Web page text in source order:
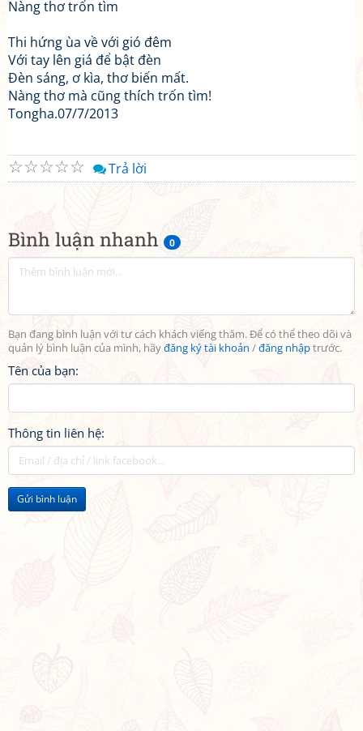
Bình luận nhanh 0
Bạn đang bình luận với tư cách khách viếng thăm. Để có thể theo dõi và
quản lý bình luận của mình, hãyđăng ký tài khoản /đăng nhậptrước.
Tên của bạn:
Thông tin liên hệ:
Gửi bình luận
Nàng thơ trốn tìm
Thi hứng ùa về với gió đêm
Với tay lên giá để bật đèn
Đèn sáng, ơ kìa, thơ biến mất.
Nàng thơ mà cũng thích trốn tìm!
Tongha.07/7/2013
☆
☆
☆
☆
☆ Trả lời